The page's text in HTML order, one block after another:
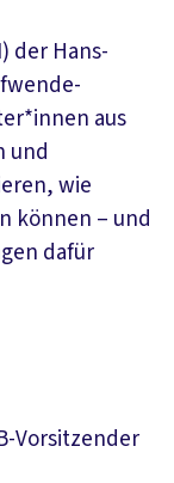
der Hans-
aus
und
wie
können – und
dafür
Vorsitzender